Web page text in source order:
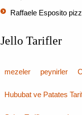
Raffaele Esposito
Jello Tarifler
mezeler peynirler
Hububat ve Patates